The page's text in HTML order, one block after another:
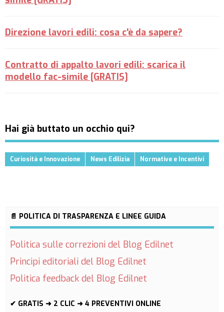
Direzione lavori edili: cosa c'è da sapere?
Contratto di appalto lavori edili: scarica il
modello fac-simile [GRATIS]
Hai già buttato un occhio qui?
Curiosità e Innovazione News Edilizia Normative e Incentivi
📄 POLITICA DI TRASPARENZA E LINEE GUIDA
Politica sulle correzioni del Blog Edilnet
Principi editoriali del Blog Edilnet
Politica feedback del Blog Edilnet
✔ GRATIS ➜ 2 CLIC ➜ 4 PREVENTIVI ONLINE